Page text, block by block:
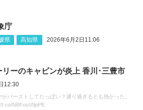
庁
県 高知県 2026年6月2日11:06
ーのキャビンが炎上 香川･三豊市
12:30
がバーストしてたっぽい？通り過ぎるとも熱かった。
t.co/NBFouV9pPE